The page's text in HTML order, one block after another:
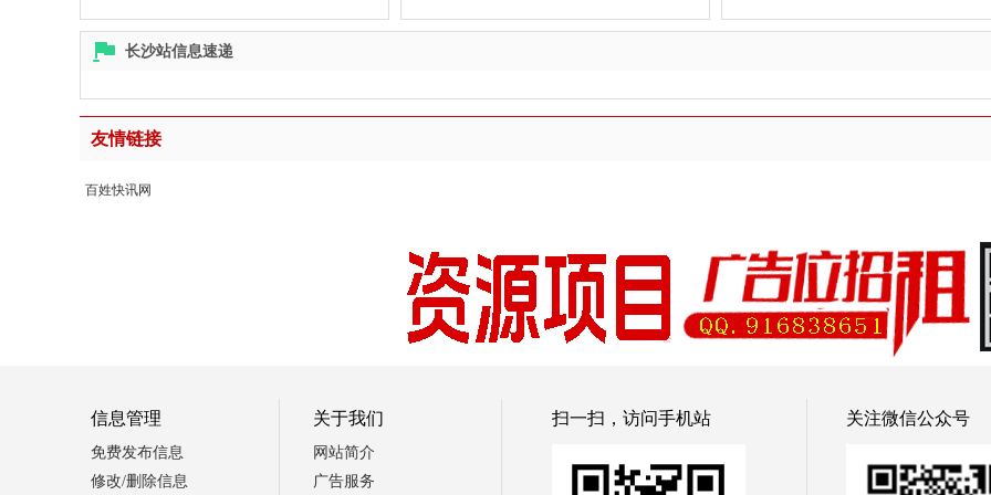
长沙站信息速递
友情链接
百姓快讯网
信息管理
免费发布信息
修改/删除信息
关于我们
网站简介
广告服务
扫一扫，访问手机站 关注微信公众号